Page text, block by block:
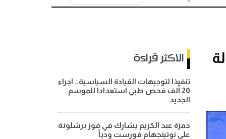
الاكثر قراءة
تنفيذا لتوجيهات القيادة السياسية.. اجراء
20 ألف فحص طبي استعدادا للموسم
الجديد
حمزة عبد الكريم يشارك في فوز برشلونة
على نوتينجهام فورست ودياً